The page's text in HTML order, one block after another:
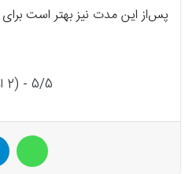
پس‌از این مدت نیز بهتر است
5/5 - (2 امتیاز)
واتس آپ